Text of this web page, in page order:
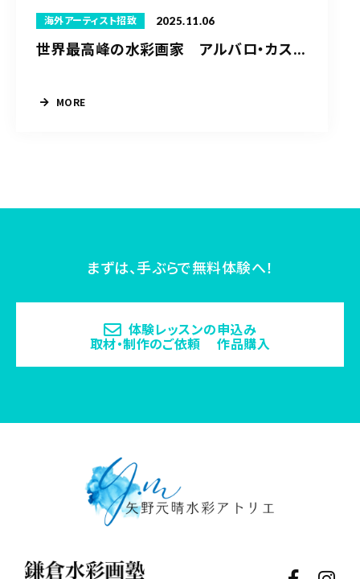
海外アーティスト招致 2025.11.06
世界最高峰の水彩画家 アルバロ・カス...
MORE
まずは、手ぶらで無料体験へ！
体験レッスンの申込み
取材・制作のご依頼 作品購入